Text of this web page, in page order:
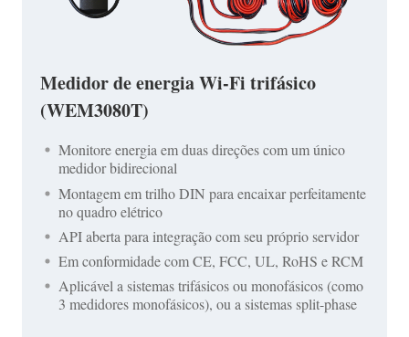
Medidor de energia Wi-Fi trifásico
(WEM3080T)
Monitore energia em duas direções com um único
medidor bidirecional
Montagem em trilho DIN para encaixar perfeitamente
no quadro elétrico
API aberta para integração com seu próprio servidor
Em conformidade com CE, FCC, UL, RoHS e RCM
Aplicável a sistemas trifásicos ou monofásicos (como
3 medidores monofásicos), ou a sistemas split-phase